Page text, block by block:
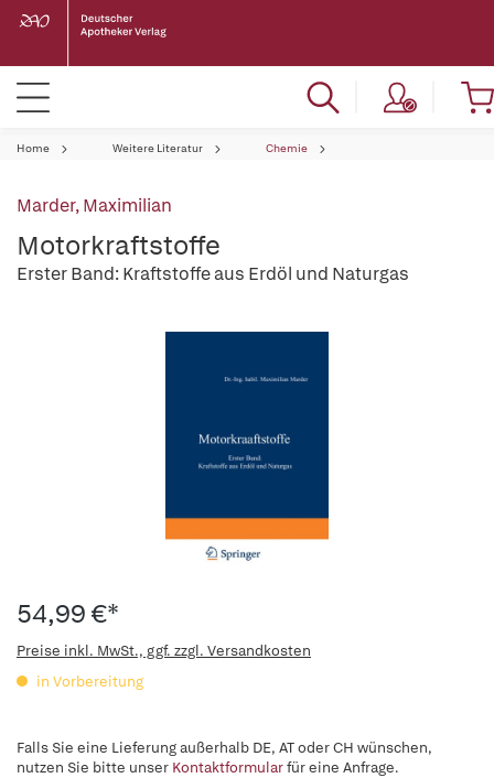
Home Weitere Literatur Chemie
Marder, Maximilian
Motorkraftstoffe
Erster Band: Kraftstoffe aus Erdöl und Naturgas
54,99 €*
Preise inkl. MwSt., ggf. zzgl. Versandkosten
in Vorbereitung
Falls Sie eine Lieferung außerhalb DE, AT oder CH wünschen,
nutzen Sie bitte unser Kontaktformularfür eine Anfrage.